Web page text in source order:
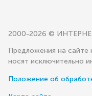
2000-2026 ©
Предложения на сайте
носят исключительно
Положение об